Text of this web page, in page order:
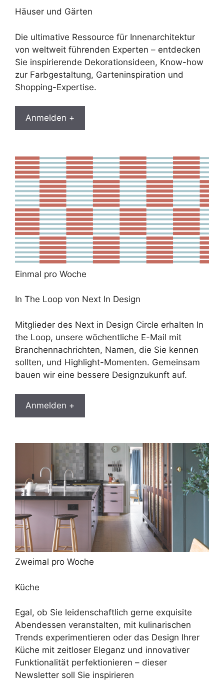
Häuser und Gärten
Die ultimative Ressource für Innenarchitektur
von weltweit führenden Experten – entdecken
Sie inspirierende Dekorationsideen, Know-how
zur Farbgestaltung, Garteninspiration und
Shopping-Expertise.
Anmelden +
Einmal pro Woche
In The Loop von Next In Design
Mitglieder des Next in Design Circle erhalten In
the Loop, unsere wöchentliche E-Mail mit
Branchennachrichten, Namen, die Sie kennen
sollten, und Highlight-Momenten. Gemeinsam
bauen wir eine bessere Designzukunft auf.
Anmelden +
Zweimal pro Woche
Küche
Egal, ob Sie leidenschaftlich gerne exquisite
Abendessen veranstalten, mit kulinarischen
Trends experimentieren oder das Design Ihrer
Küche mit zeitloser Eleganz und innovativer
Funktionalität perfektionieren – dieser
Newsletter soll Sie inspirieren